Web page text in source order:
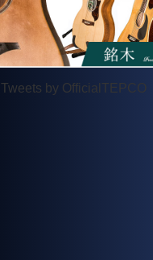
Tweets by OfficialTEPCO